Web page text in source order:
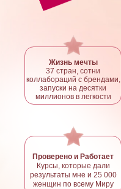
Жизнь мечты
37 стран, сотни
коллабораций с брендами,
запуски на десятки
миллионов в легкости
Проверено и Работает
Курсы, которые дали
результаты мне и 25 000
женщин по всему Миру